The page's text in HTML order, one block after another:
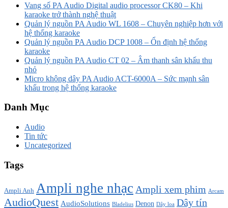
Vang số PA Audio Digital audio processor CK80 – Khi
karaoke trở thành nghệ thuật
Quản lý nguồn PA Audio WL 1608 – Chuyên nghiệp hơn với
hệ thống karaoke
Quản lý nguồn PA Audio DCP 1008 – Ổn định hệ thống
karaoke
Quản lý nguồn PA Audio CT 02 – Âm thanh sân khấu thu
nhỏ
Micro không dây PA Audio ACT-6000A – Sức mạnh sân
khấu trong hệ thống karaoke
Danh Mục
Audio
Tin tức
Uncategorized
Tags
Ampli Anh Ampli nghe nhạc Ampli xem phim Arcam
AudioQuest AudioSolutions Bladelius Denon Dây loa Dây tín